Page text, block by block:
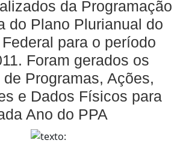
da Programação
do Plano Plurianual do
para o período
Foram gerados os
Programas, Ações,
e Dados Físicos para
Ano do PPA